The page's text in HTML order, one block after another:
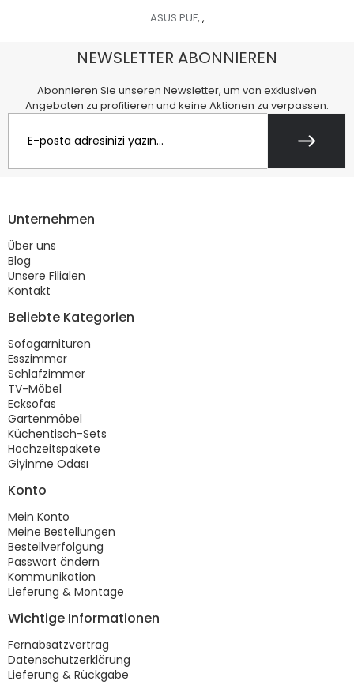
ASUS PUF, ,
NEWSLETTER ABONNIEREN
Abonnieren Sie unseren Newsletter, um von exklusiven
Angeboten zu profitieren und keine Aktionen zu verpassen.
Unternehmen
Über uns
Blog
Unsere Filialen
Kontakt
Beliebte Kategorien
Sofagarnituren
Esszimmer
Schlafzimmer
TV-Möbel
Ecksofas
Gartenmöbel
Küchentisch-Sets
Hochzeitspakete
Giyinme Odası
Konto
Mein Konto
Meine Bestellungen
Bestellverfolgung
Passwort ändern
Kommunikation
Lieferung & Montage
Wichtige Informationen
Fernabsatzvertrag
Datenschutzerklärung
Lieferung & Rückgabe